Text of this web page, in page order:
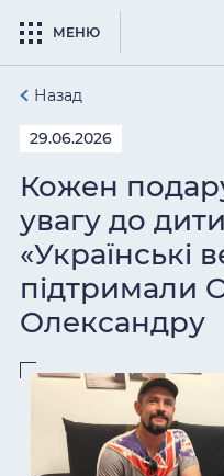
МЕНЮ
Назад
29.06.2026
Кожен
увагу до
«Українські
підтримали
Олександру